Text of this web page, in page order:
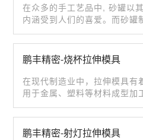
在众多的手工艺品中, 砂罐以
内涵受到人们的喜爱。而砂罐
鹏丰精密-烧杯拉伸模具
在现代制造业中，拉伸模具有
用于金属、塑料等材料成型加
鹏丰精密-射灯拉伸模具